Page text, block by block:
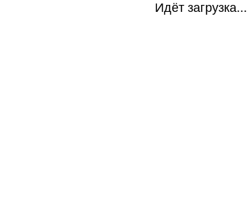
Идёт загрузка...